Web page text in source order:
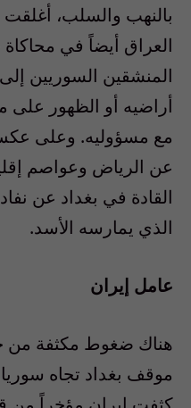
بالنهب والسلب،
العراق أيضاً في
المنشقين السوريين
أراضيه أو الظهور على
مع مسؤوليه. وعلى عكس
عن الرياض وعواصم
القادة في بغداد عن
الذي يمارسه الأسد.
عامل إيران
هناك ضغوط مكثفة من
موقف بغداد تجاه